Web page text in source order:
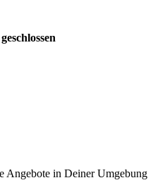
geschlossen